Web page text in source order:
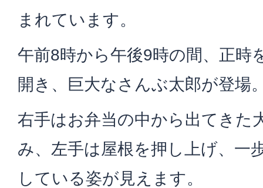
まれています。
午前8時から午後9時の間、正時
開き、巨大なさんぶ太郎が登場
右手はお弁当の中から出てきた
み、左手は屋根を押し上げ、一
している姿が見えます。